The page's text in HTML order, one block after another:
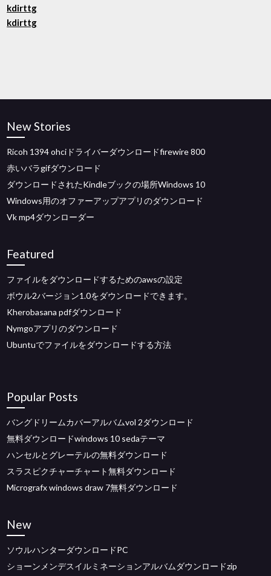
kdirttg
kdirttg
New Stories
Ricoh 1394 ohciドライバーダウンロードfirewire 800
赤いバラgifダウンロード
ダウンロードされたKindleブックの場所Windows 10
Windows用のオファーアップアプリのダウンロード
Vk mp4ダウンローダー
Featured
ファイルをダウンロードするためのawsの設定
ボウル2バージョン1.0をダウンロードできます。
Kherobasana pdfダウンロード
Nymgoアプリのダウンロード
Ubuntuでファイルをダウンロードする方法
Popular Posts
バングドリームカバーアルバムvol 2ダウンロード
無料ダウンロードwindows 10 sedaテーマ
ハンセルとグレーテルの無料ダウンロード
スラスピクチャーチャート無料ダウンロード
Micrografx windows draw 7無料ダウンロード
New
ソウルハンターダウンロードPC
ショーンメンデスイルミネーションアルバムダウンロードzip